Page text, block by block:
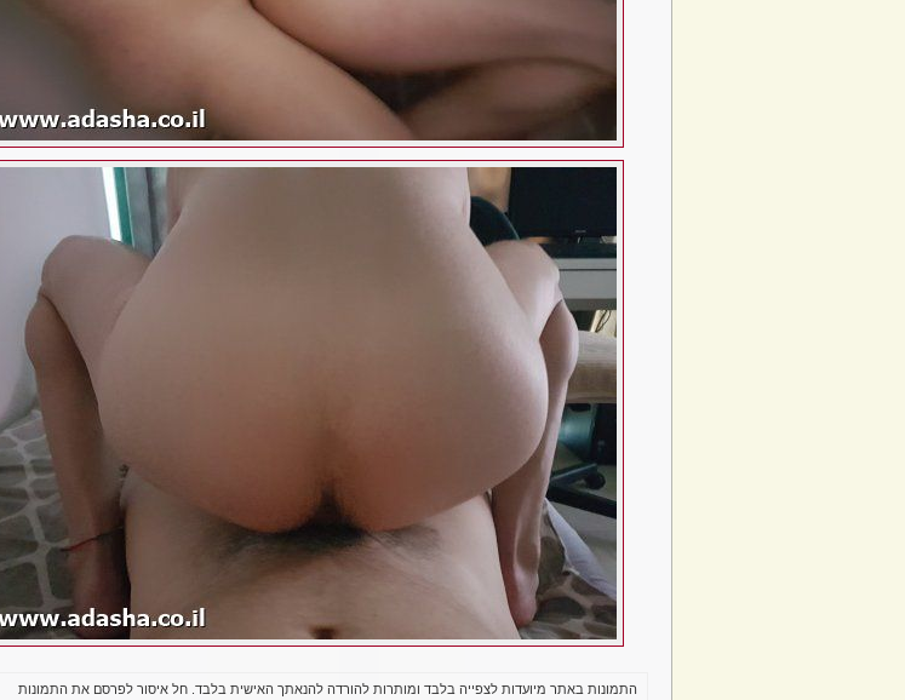
התמונות באתר מיועדות לצפייה בלבד ומותרות להורדה להנאתך האישית בלבד. חל איסור לפרסם את התמונות